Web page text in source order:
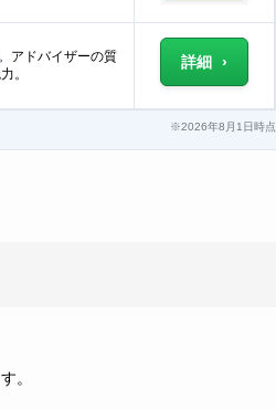
。アドバイザーの質
。
詳細
※2026年8月1日時点
。